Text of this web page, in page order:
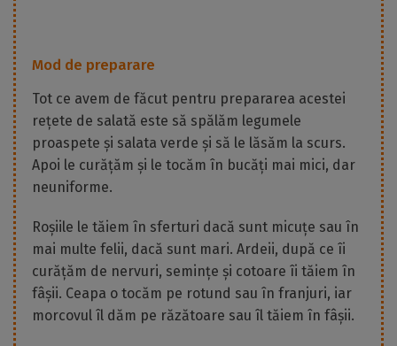
Mod de preparare
Tot ce avem de făcut pentru prepararea acestei
rețete de salată este să spălăm legumele
proaspete și salata verde și să le lăsăm la scurs.
Apoi le curățăm și le tocăm în bucăți mai mici, dar
neuniforme.
Roșiile le tăiem în sferturi dacă sunt micuțe sau în
mai multe felii, dacă sunt mari. Ardeii, după ce îi
curățăm de nervuri, semințe și cotoare îi tăiem în
fâșii. Ceapa o tocăm pe rotund sau în franjuri, iar
morcovul îl dăm pe răzătoare sau îl tăiem în fâșii.